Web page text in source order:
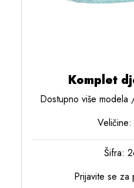
Komplet
Dostupno više modela
Šifra:
Prijavite se za